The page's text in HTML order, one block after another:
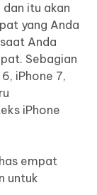
itu akan
yang Anda
Anda
Sebagian
iPhone 7,
iPhone
empat
untuk